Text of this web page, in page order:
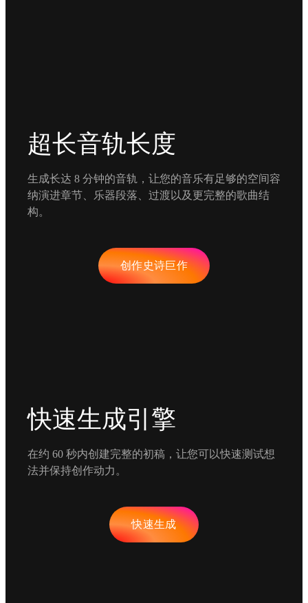
超长音轨长度
生成长达 8 分钟的音轨，让您的音乐有足够的空间容
纳演进章节、乐器段落、过渡以及更完整的歌曲结
构。
创作史诗巨作
快速生成引擎
在约 60 秒内创建完整的初稿，让您可以快速测试想
法并保持创作动力。
快速生成